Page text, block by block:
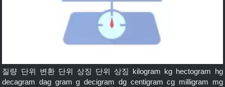
질량 단위 변환 단위 상징 단위 상징 kilogram kg hectogram hg
decagram dag gram g decigram dg centigram cg milligram mg